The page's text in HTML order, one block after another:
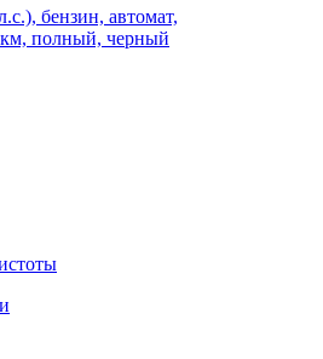
бензин, автомат,
полный, черный